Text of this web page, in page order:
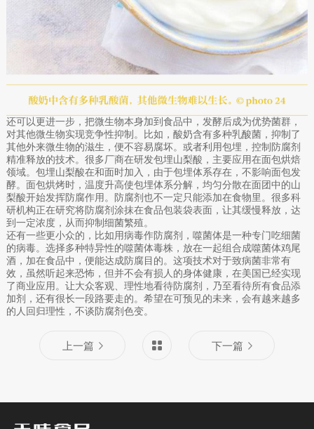
还可以更进一步，把微生物本身加到食品中，发酵后成为优势菌群，
对其他微生物实现竞争性抑制。比如，酸奶含有多种乳酸菌，抑制了
其他外来微生物的滋生，便不容易腐坏。或者利用包埋，控制防腐剂
精准释放的技术。很多厂商在研发包埋山梨酸，主要应用在面包烘焙
领域。包埋山梨酸在和面时加入，由于包埋体系存在，不影响面包发
酵。面包烘烤时，温度升高使包埋体系分解，均匀分散在面团中的山
梨酸开始发挥防腐作用。防腐剂也不一定只能添加在食物里。很多科
研机构正在研究将防腐剂涂抹在食品包装袋表面，让其缓慢释放，达
到一定浓度，从而抑制细菌繁殖。
还有一些更小众的，比如用病毒作防腐剂，噬菌体是一种专门吃细菌
的病毒。选择多种特异性的噬菌体毒株，放在一起组合成噬菌体鸡尾
酒，加在食品中，便能达成防腐目的。这项技术对于致病菌非常有
效，虽然听起来恐怖，但并不会有损人的身体健康，在美国已经实现
了商业应用。让大众客观、理性地看待防腐剂，乃至看待所有食品添
加剂，还有很长一段路要走的。希望在可预见的未来，会有越来越多
的人回归理性，不谈防腐剂色变。
上一篇 下一篇